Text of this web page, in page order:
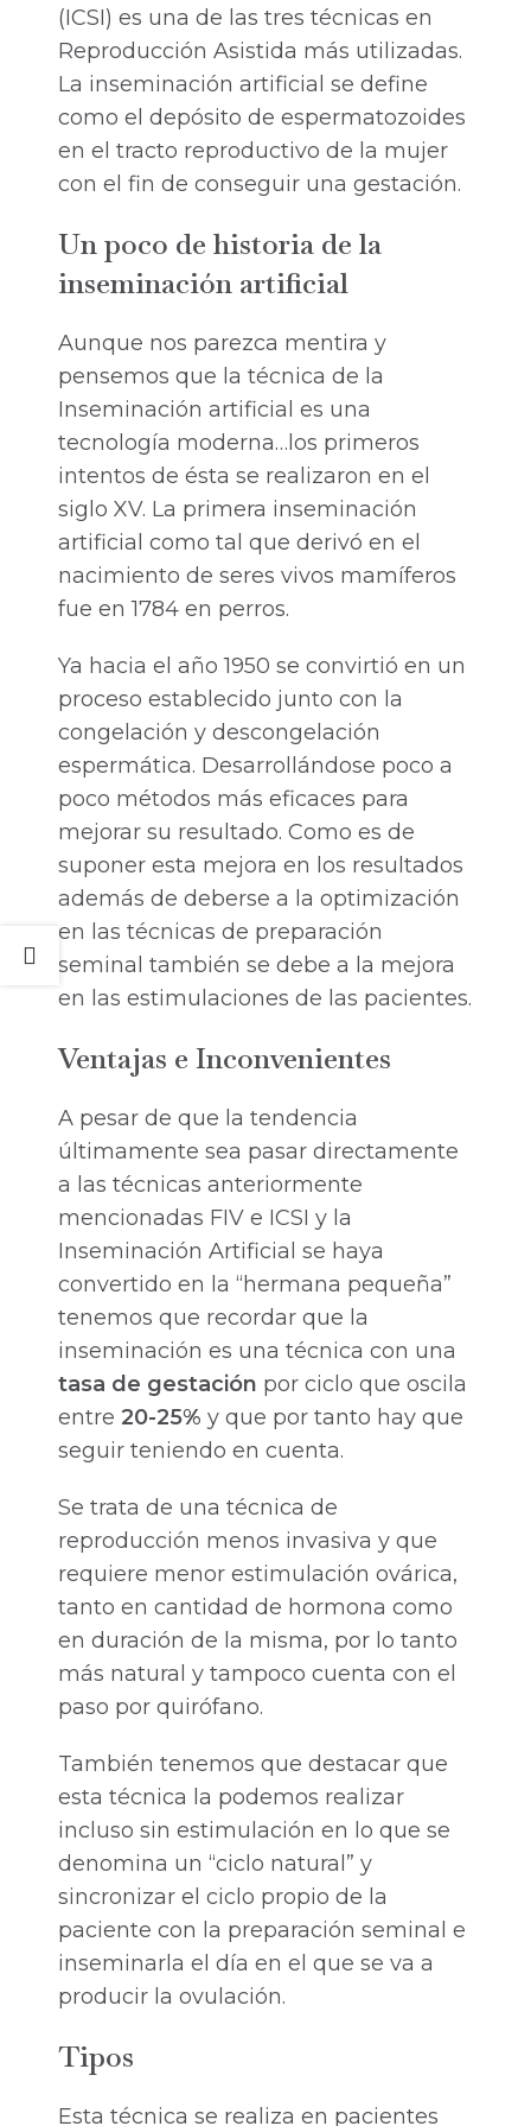
(ICSI) es una de las tres técnicas en
Reproducción Asistida más utilizadas.
La inseminación artificial se define
como el depósito de espermatozoides
en el tracto reproductivo de la mujer
con el fin de conseguir una gestación.
Un poco de historia de la
inseminación artificial
Aunque nos parezca mentira y
pensemos que la técnica de la
Inseminación artificial es una
tecnología moderna…los primeros
intentos de ésta se realizaron en el
siglo XV. La primera inseminación
artificial como tal que derivó en el
nacimiento de seres vivos mamíferos
fue en 1784 en perros.
Ya hacia el año 1950 se convirtió en un
proceso establecido junto con la
congelación y descongelación
espermática. Desarrollándose poco a
poco métodos más eficaces para
mejorar su resultado. Como es de
suponer esta mejora en los resultados
además de deberse a la optimización
en las técnicas de preparación
seminal también se debe a la mejora
en las estimulaciones de las pacientes.
Ventajas e Inconvenientes
A pesar de que la tendencia
últimamente sea pasar directamente
a las técnicas anteriormente
mencionadas FIV e ICSI y la
Inseminación Artificial se haya
convertido en la “hermana pequeña”
tenemos que recordar que la
inseminación es una técnica con una
tasa de gestación por ciclo que oscila
entre 20-25% y que por tanto hay que
seguir teniendo en cuenta.
Se trata de una técnica de
reproducción menos invasiva y que
requiere menor estimulación ovárica,
tanto en cantidad de hormona como
en duración de la misma, por lo tanto
más natural y tampoco cuenta con el
paso por quirófano.
También tenemos que destacar que
esta técnica la podemos realizar
incluso sin estimulación en lo que se
denomina un “ciclo natural” y
sincronizar el ciclo propio de la
paciente con la preparación seminal e
inseminarla el día en el que se va a
producir la ovulación.
Tipos
Esta técnica se realiza en pacientes